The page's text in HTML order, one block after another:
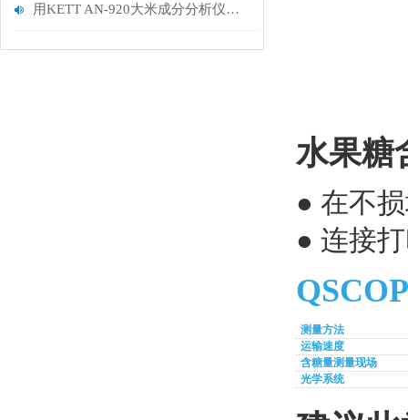
用KETT AN-920大米成分分析仪，让食味值与成分成为品质与价格的科学标尺
水果糖
● 在不
● 连接
测量方法
运输速度
含糖量测量现场
光学系统